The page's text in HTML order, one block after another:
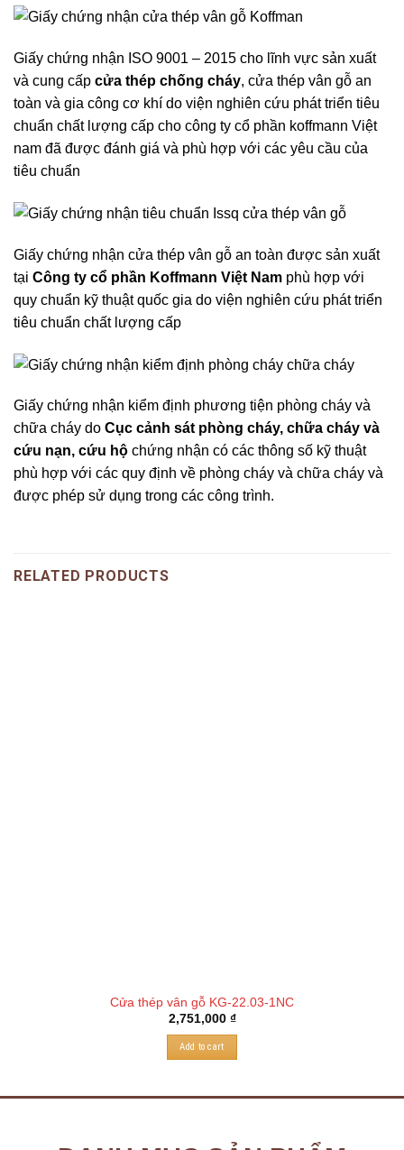
Giấy chứng nhận ISO 9001 – 2015 cho lĩnh vực sản xuất
và cung cấp cửa thép chống cháy, cửa thép vân gỗ an
toàn và gia công cơ khí do viện nghiên cứu phát triển tiêu
chuẩn chất lượng cấp cho công ty cổ phần koffmann Việt
nam đã được đánh giá và phù hợp với các yêu cầu của
tiêu chuẩn
Giấy chứng nhận cửa thép vân gỗ an toàn được sản xuất
tại Công ty cổ phần Koffmann Việt Nam phù hợp với
quy chuẩn kỹ thuật quốc gia do viện nghiên cứu phát triển
tiêu chuẩn chất lượng cấp
Giấy chứng nhận kiểm định phương tiện phòng cháy và
chữa cháy do Cục cảnh sát phòng cháy, chữa cháy và
cứu nạn, cứu hộ chứng nhận có các thông số kỹ thuật
phù hợp với các quy định về phòng cháy và chữa cháy và
được phép sử dụng trong các công trình.
RELATED PRODUCTS
Cửa thép vân gỗ KG-22.03-1NC
2,751,000 ₫
Add to cart